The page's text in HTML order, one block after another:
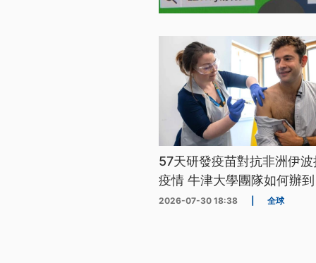
57天研發疫苗對抗非洲伊
疫情 牛津大學團隊如何辦
2026-07-30 18:38 全球